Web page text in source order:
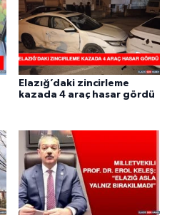
Elazığ’daki zincirleme
kazada 4 araç hasar gördü